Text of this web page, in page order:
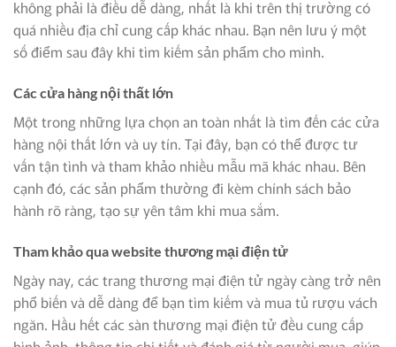
không phải là điều dễ dàng, nhất là khi trên thị trường có
quá nhiều địa chỉ cung cấp khác nhau. Bạn nên lưu ý một
số điểm sau đây khi tìm kiếm sản phẩm cho mình.
Các cửa hàng nội thất lớn
Một trong những lựa chọn an toàn nhất là tìm đến các cửa
hàng nội thất lớn và uy tín. Tại đây, bạn có thể được tư
vấn tận tình và tham khảo nhiều mẫu mã khác nhau. Bên
cạnh đó, các sản phẩm thường đi kèm chính sách bảo
hành rõ ràng, tạo sự yên tâm khi mua sắm.
Tham khảo qua website thương mại điện tử
Ngày nay, các trang thương mại điện tử ngày càng trở nên
phổ biến và dễ dàng để bạn tìm kiếm và mua tủ rượu vách
ngăn. Hầu hết các sàn thương mại điện tử đều cung cấp